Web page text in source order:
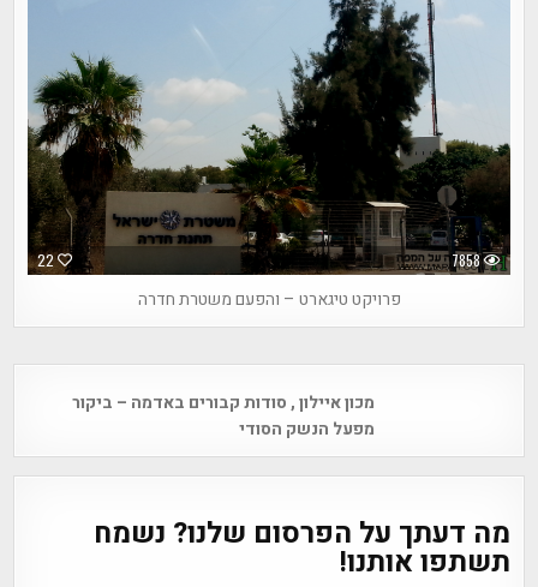
22 7858
פרויקט טיגארט – והפעם משטרת חדרה
navigationמכון איילון , סודות קבורים באדמה – ביקור
מפעל הנשק הסודי
מה דעתך על הפרסום שלנו? נשמח
תשתפו אותנו!